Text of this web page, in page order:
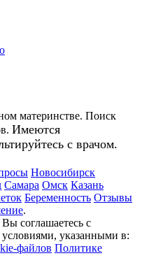
материнстве. Поиск
Имеются
с врачом.
Новосибирск
Самара Омск Казань
Беременность Отзывы
.
соглашаетесь с
указанными в:
файлов Политике